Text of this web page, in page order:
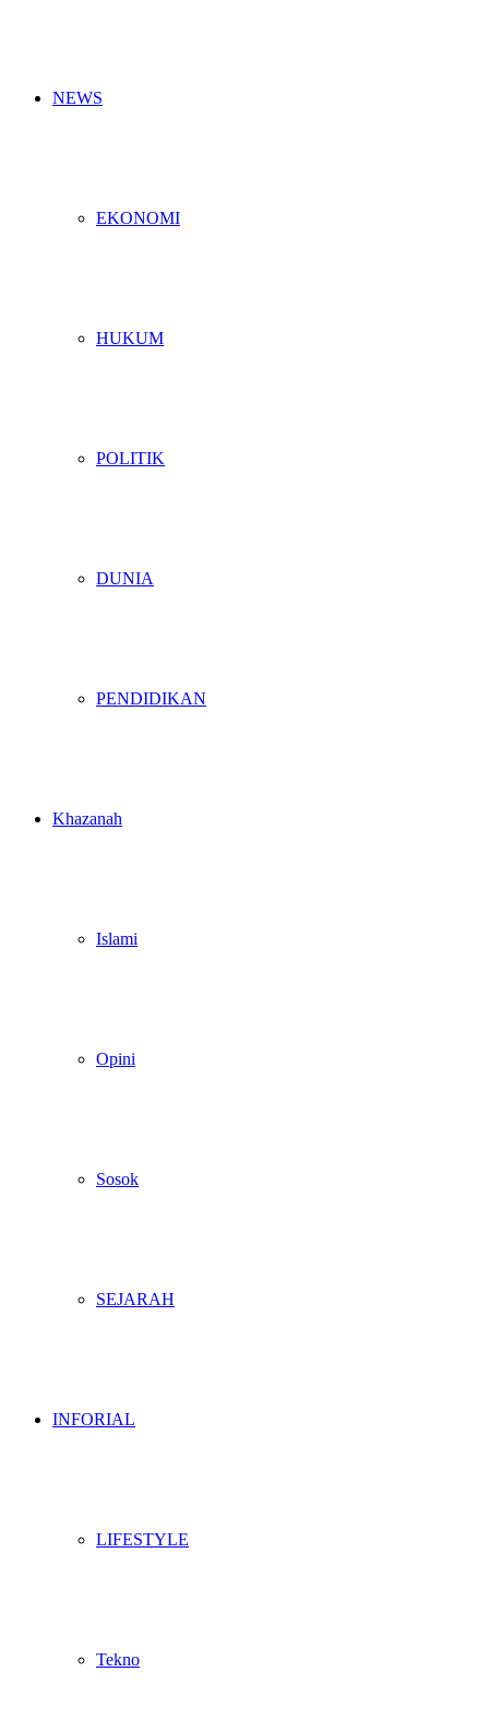
NEWS
EKONOMI
HUKUM
POLITIK
DUNIA
PENDIDIKAN
Khazanah
Islami
Opini
Sosok
SEJARAH
INFORIAL
LIFESTYLE
Tekno